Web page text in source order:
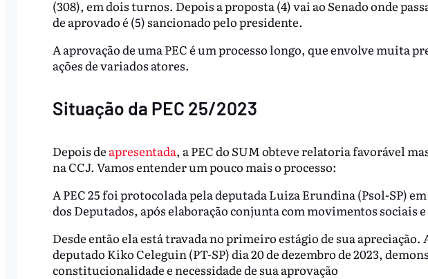
(308), em dois turnos. Depois a proposta (4) vai ao Senado onde
de aprovado é (5) sancionado pelo presidente.
A aprovação de uma PEC é um processo longo, que envolve muita
ações de variados atores.
Situação da PEC 25/2023
Depois de apresentada, a PEC do SUM obteve relatoria favorável
na CCJ. Vamos entender um pouco mais o processo:
A PEC 25 foi protocolada pela deputada Luiza Erundina (Psol-SP) em
dos Deputados, após elaboração conjunta com movimentos sociais
Desde então ela está travada no primeiro estágio de sua
deputado Kiko Celeguin (PT-SP) dia 20 de dezembro de 2023,
constitucionalidade e necessidade de sua aprovação